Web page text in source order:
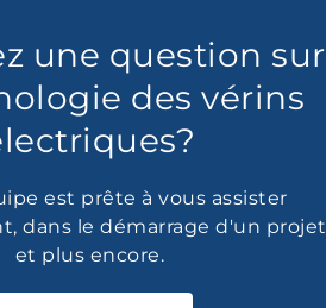
une question sur
des vérins
est prête à vous assister
dans le démarrage d'un projet
et plus encore.